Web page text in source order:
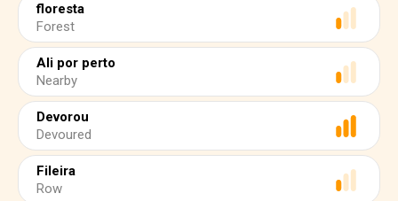
floresta
Forest
Ali por perto
Nearby
Devorou
Devoured
Fileira
Row